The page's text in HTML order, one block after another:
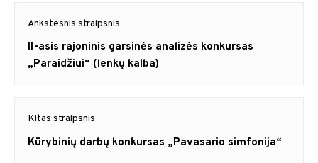
Navigacija
tarp
įrašų
Ankstesnis straipsnis
Previous
post:
II-asis rajoninis garsinės analizės konkursas
„Paraidžiui“ (lenkų kalba)
Kitas straipsnis
Next
Kūrybinių darbų konkursas „Pavasario simfonija“